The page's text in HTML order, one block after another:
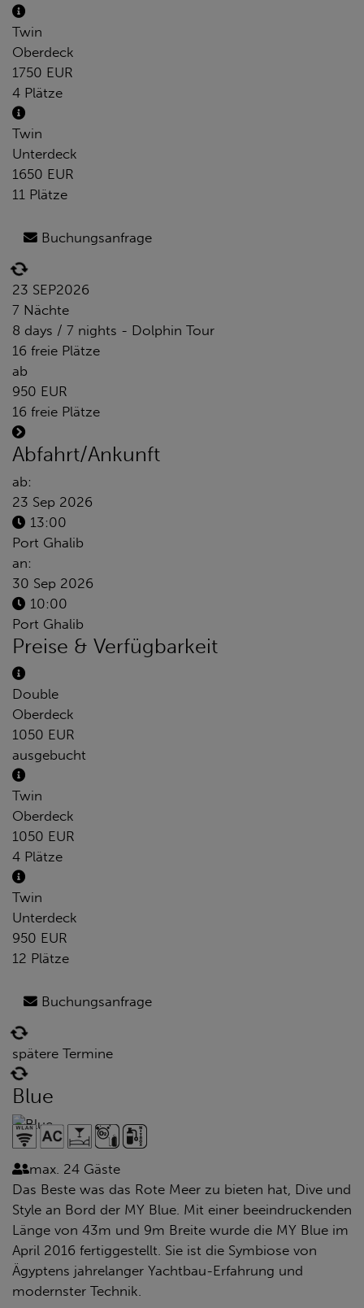
Twin
Oberdeck
1750 EUR
4 Plätze
Twin
Unterdeck
1650 EUR
11 Plätze
Buchungsanfrage
23 SEP2026
7 Nächte
8 days / 7 nights - Dolphin Tour
16 freie Plätze
ab
950 EUR
16 freie Plätze
Abfahrt/Ankunft
ab:
23 Sep 2026
13:00
Port Ghalib
an:
30 Sep 2026
10:00
Port Ghalib
Preise & Verfügbarkeit
Double
Oberdeck
1050 EUR
ausgebucht
Twin
Oberdeck
1050 EUR
4 Plätze
Twin
Unterdeck
950 EUR
12 Plätze
Buchungsanfrage
spätere Termine
Blue
max. 24 Gäste
Das Beste was das Rote Meer zu bieten hat, Dive und
Style an Bord der MY Blue. Mit einer beeindruckenden
Länge von 43m und 9m Breite wurde die MY Blue im
April 2016 fertiggestellt. Sie ist die Symbiose von
Ägyptens jahrelanger Yachtbau-Erfahrung und
modernster Technik.